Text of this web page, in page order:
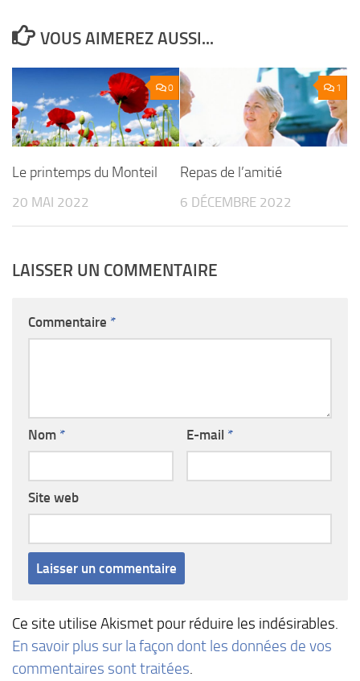
VOUS AIMEREZ AUSSI...
0
Le printemps du Monteil
20 MAI 2022
1
Repas de l’amitié
6 DÉCEMBRE 2022
LAISSER UN COMMENTAIRE
Commentaire *
Nom * E-mail *
Site web
Ce site utilise Akismet pour réduire les indésirables.
En savoir plus sur la façon dont les données de vos
commentaires sont traitées.